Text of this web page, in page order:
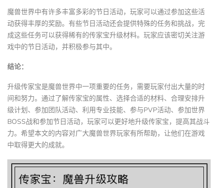
魔兽世界中有许多丰富多彩的节日活动，玩家可以通过参加这些活
动获得丰厚的奖励。有些节日活动还会提供特殊的任务和挑战，完
成这些任务可以获得稀有的传家宝升级材料。玩家应该密切关注游
戏中的节日活动，并积极参与其中。
结论：
升级传家宝是魔兽世界中一项重要的任务，需要玩家付出大量的时
间和努力。通过了解传家宝的属性、选择合适的材料、合理安排升
级计划、参加团队活动、利用专业技能、参与PVP活动、参加世界
BOSS战和参加节日活动，玩家可以更好地升级传家宝，提高其战斗
力。希望本文的内容对广大魔兽世界玩家有所帮助，让他们在游戏
中取得更大的成就。